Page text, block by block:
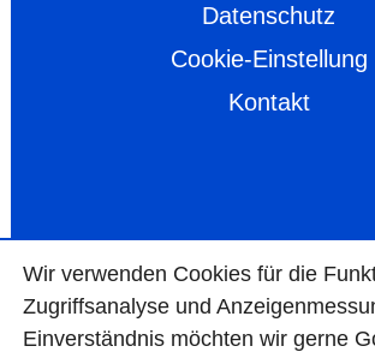
Datenschutz
Cookie-Einstellung
Kontakt
Wir ver­wen­den Cookies für die
Zugriffs­ana­lyse und
Ein­ver­ständ­nis möchten wir gerne